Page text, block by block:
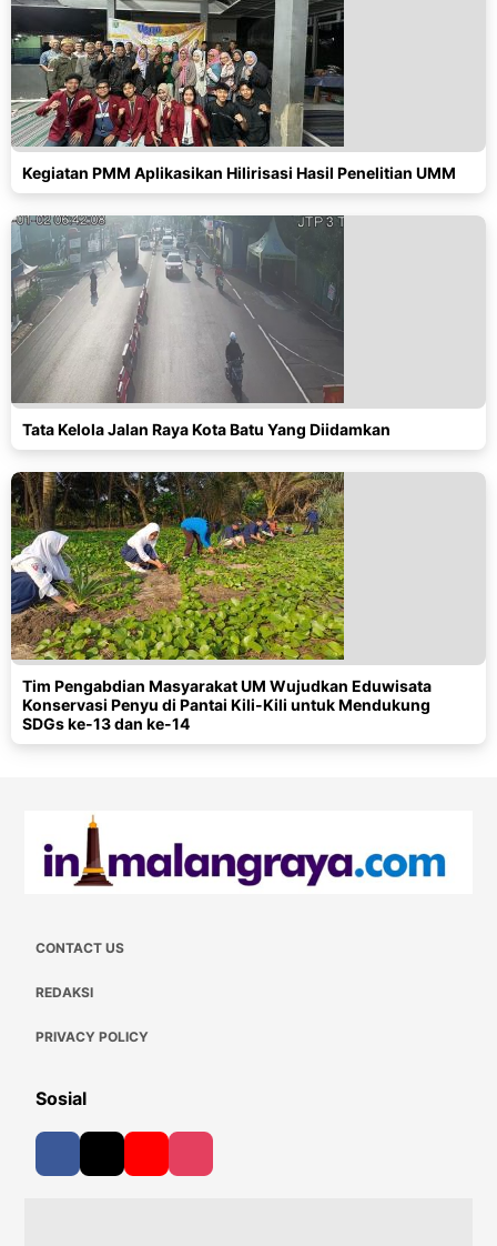
Kegiatan PMM Aplikasikan Hilirisasi Hasil Penelitian UMM
Tata Kelola Jalan Raya Kota Batu Yang Diidamkan
Tim Pengabdian Masyarakat UM Wujudkan Eduwisata
Konservasi Penyu di Pantai Kili-Kili untuk Mendukung
SDGs ke-13 dan ke-14
CONTACT US
REDAKSI
PRIVACY POLICY
Sosial